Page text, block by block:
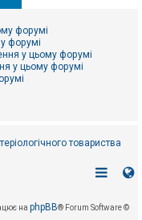
форумі
форумі
у цьому форумі
у цьому форумі
товариства
на phpBB® Forum Software ©